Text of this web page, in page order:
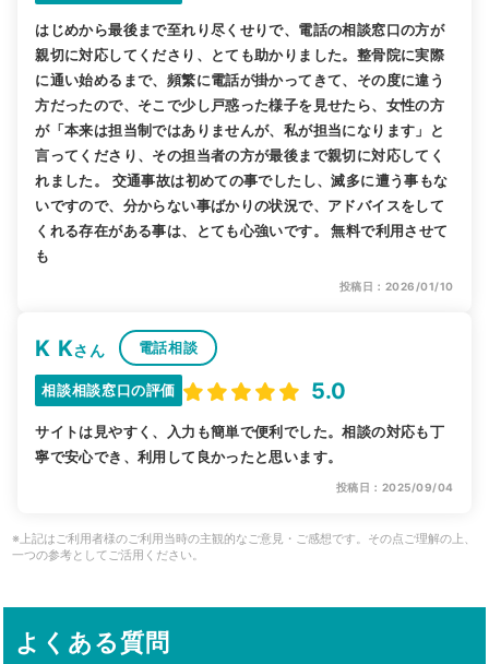
はじめから最後まで至れり尽くせりで、電話の相談窓口の方が
親切に対応してくださり、とても助かりました。整骨院に実際
に通い始めるまで、頻繁に電話が掛かってきて、その度に違う
方だったので、そこで少し戸惑った様子を見せたら、女性の方
が「本来は担当制ではありませんが、私が担当になります」と
言ってくださり、その担当者の方が最後まで親切に対応してく
れました。 交通事故は初めての事でしたし、滅多に遭う事もな
いですので、分からない事ばかりの状況で、アドバイスをして
くれる存在がある事は、とても心強いです。 無料で利用させて
も
投稿日：2026/01/10
K Kさん 電話相談
相談相談窓口の評価 5.0
サイトは見やすく、入力も簡単で便利でした。相談の対応も丁
寧で安心でき、利用して良かったと思います。
投稿日：2025/09/04
※上記はご利用者様のご利用当時の主観的なご意見・ご感想です。その点ご理解の上、
一つの参考としてご活用ください。
よくある質問